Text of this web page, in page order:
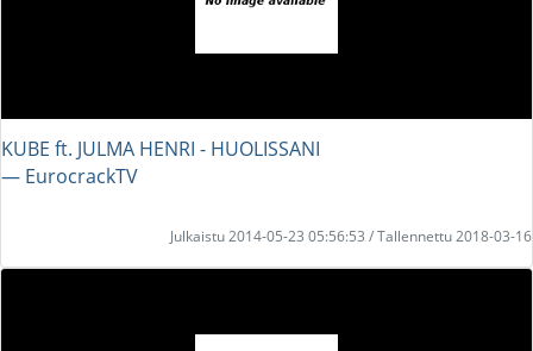
KUBE ft. JULMA HENRI - HUOLISSANI
― EurocrackTV
Julkaistu 2014-05-23 05:56:53 / Tallennettu 2018-03-16